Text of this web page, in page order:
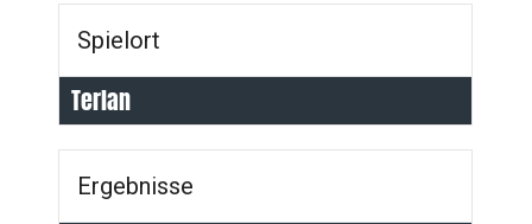
Spielort
Terlan
Ergebnisse